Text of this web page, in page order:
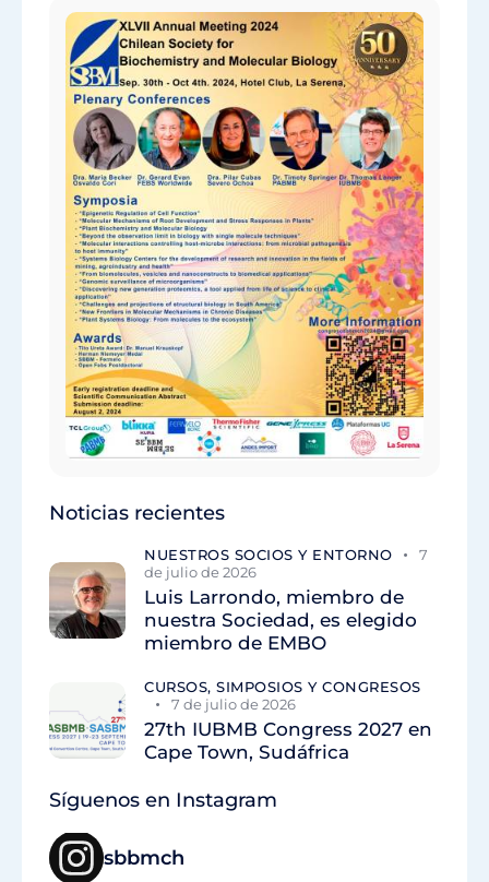
Noticias recientes
NUESTROS SOCIOS Y ENTORNO
7
de julio de 2026
Luis Larrondo, miembro de
nuestra Sociedad, es elegido
miembro de EMBO
CURSOS, SIMPOSIOS Y CONGRESOS
7 de julio de 2026
27th IUBMB Congress 2027 en
Cape Town, Sudáfrica
Síguenos en Instagram
sbbmch